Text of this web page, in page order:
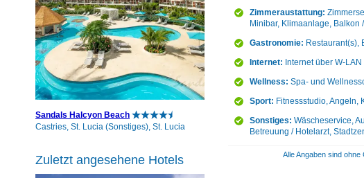
Zimmeraustattung:
Minibar, Klimaanlage, Balkon
Gastronomie: Restaurant(s),
Internet: Internet über W-
Wellness: Spa- und
Sport: Fitnessstudio, Angeln,
Sonstiges: Wäscheservice,
Betreuung / Hotelarzt,
Alle Angaben sind
Sandals Halcyon Beach
Castries, St. Lucia (Sonstiges), St. Lucia
Zuletzt angesehene Hotels